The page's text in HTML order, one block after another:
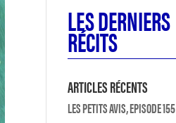
LES DERNIERS
RÉCITS
ARTICLES RÉCENTS
LES PETITS AVIS, EPISODE 155